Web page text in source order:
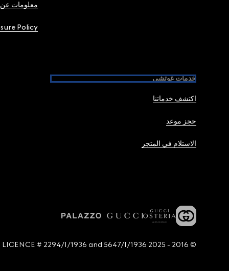
معلومات
Policy
خدمات غوتشي
اكتشف خدماتنا
حجز موعد
الاستلام في المتجر
© 2016 - 2025 Guccio Gucci S.p.A. - All rights reserved. SIAE LICENCE # 2294/I/1936 and 5647/I/1936